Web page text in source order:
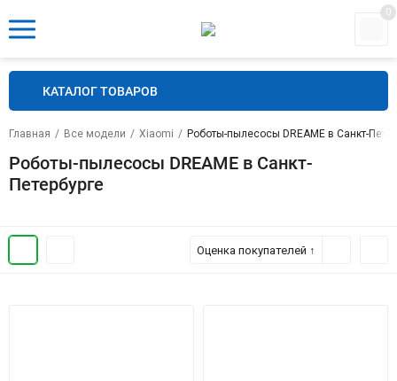
0
КАТАЛОГ ТОВАРОВ
Главная / Все модели / Xiaomi / Роботы-пылесосы DREAME в Санкт-
Роботы-пылесосы DREAME в Санкт-
Петербурге
Оценка покупателей ↑